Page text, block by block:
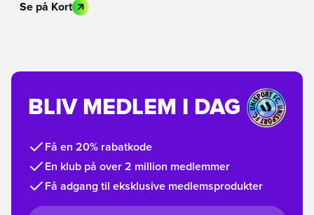
Se på Kort
BLIV MEDLEM I DAG
Få en 20% rabatkode
En klub på over 2 million medlemmer
Få adgang til eksklusive medlemsprodukter